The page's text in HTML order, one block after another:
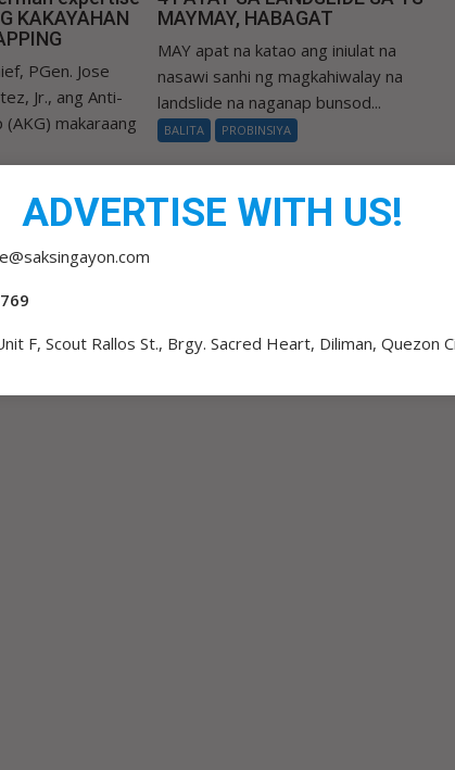
KAKAYAHAN
PGen. Jose
Jr., ang Anti-
makaraang
MAYMAY, HABAGAT
MAY apat na katao ang iniulat na
nasawi sanhi ng magkahiwalay na
landslide na naganap bunsod...
BALITA PROBINSIYA
ADVERTISE WITH US!
F, Scout Rallos St., Brgy. Sacred Heart, Diliman, Quezon